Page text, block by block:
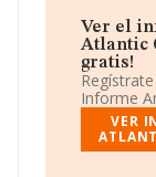
Limitada.
código 7020.
mercados
La empresa
Limitada,
Hibisco Ct
Oliva,
Ver el
Atlantic
gratis!
Informe
VER